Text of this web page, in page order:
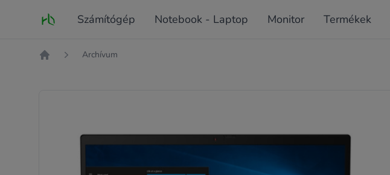
Fő oldal Számítógép Notebook - Laptop Monitor Termékek
Archívum